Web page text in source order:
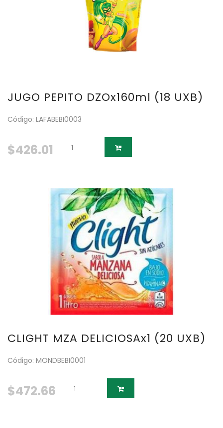
JUGO PEPITO DZOx160ml (18 UXB)
Código: LAFABEBI0003
$426.01
CLIGHT MZA DELICIOSAx1 (20 UXB)
Código: MONDBEBI0001
$472.66